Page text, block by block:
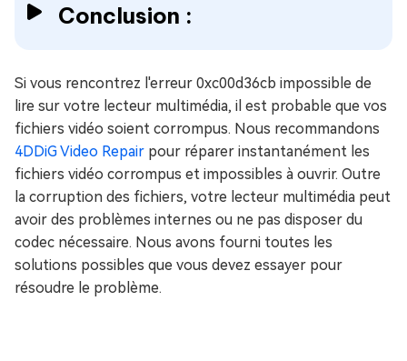
Conclusion :
Si vous rencontrez l'erreur 0xc00d36cb impossible de
lire sur votre lecteur multimédia, il est probable que vos
fichiers vidéo soient corrompus. Nous recommandons
4DDiG Video Repair pour réparer instantanément les
fichiers vidéo corrompus et impossibles à ouvrir. Outre
la corruption des fichiers, votre lecteur multimédia peut
avoir des problèmes internes ou ne pas disposer du
codec nécessaire. Nous avons fourni toutes les
solutions possibles que vous devez essayer pour
résoudre le problème.